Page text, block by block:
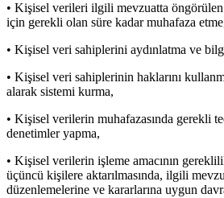
• Kişisel verileri ilgili mevzuatta
için gerekli olan süre kadar muhafaza
• Kişisel veri sahiplerini aydınlatma ve
• Kişisel veri sahiplerinin haklarını
alarak sistemi kurma,
• Kişisel verilerin muhafazasında gerekli
denetimler yapma,
• Kişisel verilerin işleme amacının
üçüncü kişilere aktarılmasında, ilgili
düzenlemelerine ve kararlarına uygun